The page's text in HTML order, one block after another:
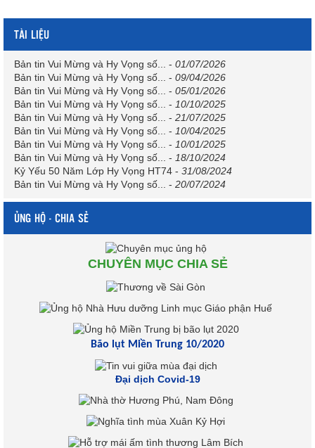
TÀI LIỆU
Bản tin Vui Mừng và Hy Vọng số... - 01/07/2026
Bản tin Vui Mừng và Hy Vọng số... - 09/04/2026
Bản tin Vui Mừng và Hy Vọng số... - 05/01/2026
Bản tin Vui Mừng và Hy Vọng số... - 10/10/2025
Bản tin Vui Mừng và Hy Vọng số... - 21/07/2025
Bản tin Vui Mừng và Hy Vọng số... - 10/04/2025
Bản tin Vui Mừng và Hy Vọng số... - 10/01/2025
Bản tin Vui Mừng và Hy Vọng số... - 18/10/2024
Kỷ Yếu 50 Năm Lớp Hy Vọng HT74 - 31/08/2024
Bản tin Vui Mừng và Hy Vọng số... - 20/07/2024
ỦNG HỘ - CHIA SẺ
CHUYÊN MỤC CHIA SẺ
Bão lụt Miền Trung 10/2020
Đại dịch Covid-19